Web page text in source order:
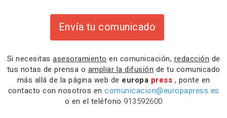
Envía tu comunicado
Si necesitas asesoramiento en comunicación, redacción de
tus notas de prensa o ampliar la difusión de tu comunicado
más allá de la página web de europa press , ponte en
contacto con nosotros en comunicacion@europapress.es
o en el teléfono 913592600